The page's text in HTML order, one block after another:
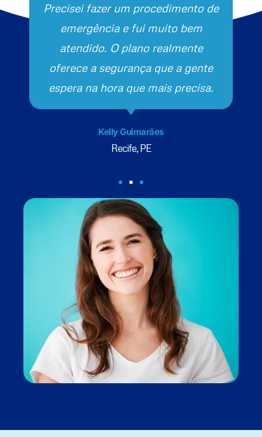
Precisei fazer um procedimento de
emergência e fui muito bem
atendido. O plano realmente
oferece a segurança que a gente
espera na hora que mais precisa.
Kelly Guimarães
Recife, PE